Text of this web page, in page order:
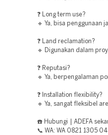
❓ Long term use?
🔹 Ya, bisa penggunaan
❓ Land reclamation?
🔹 Digunakan dalam
❓ Reputasi?
🔹 Ya, berpengalaman
❓ Installation flexibility?
🔹 Ya, sangat fleksibel
☎️ Hubungi | ADEFA
📞 WA: WA 0821 1305